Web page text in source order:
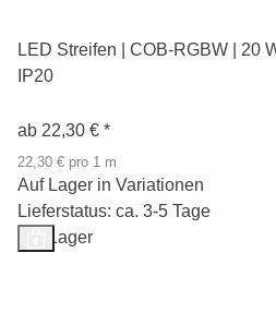
LED Streifen | COB-RGBW | 20
IP20
ab 22,30 € *
22,30 € pro 1 m
Auf Lager in Variationen
Lieferstatus: ca. 3-5 Tage
Auf Lager